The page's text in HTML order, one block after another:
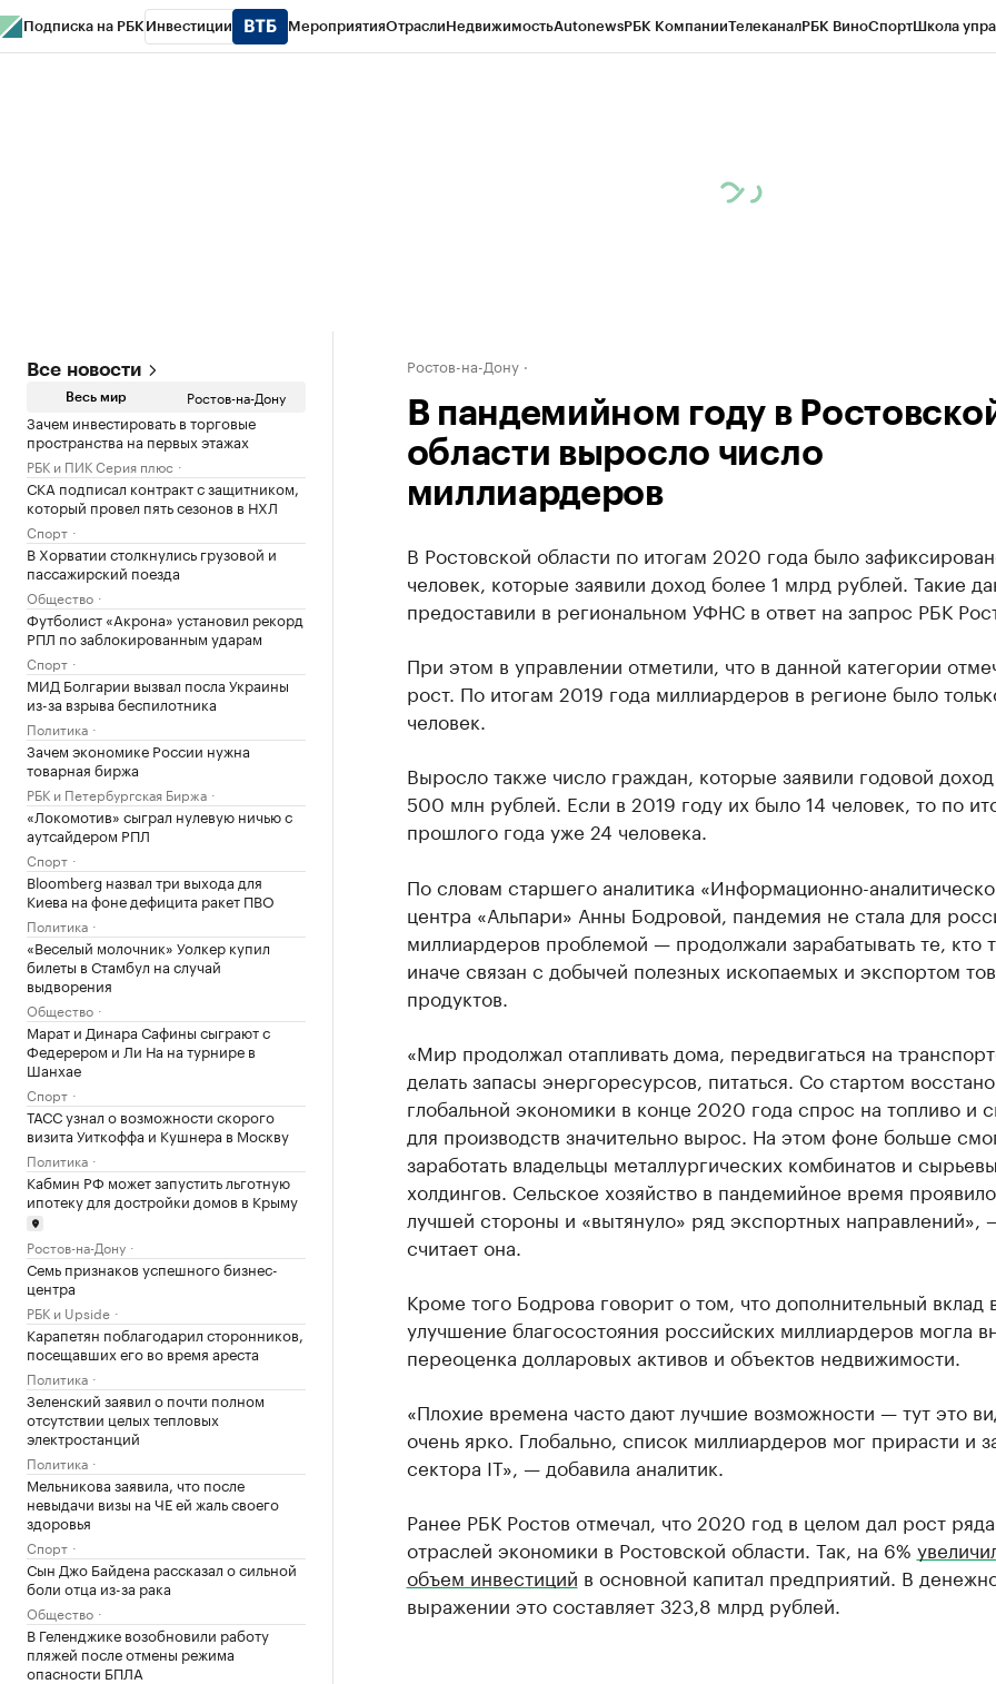
Подписка на РБК Инвестиции МероприятияОтраслиНедвижимостьAutonewsРБК КомпанииТелеканалРБК ВиноСпортШкола
Все новости
Весь мир Ростов-на-Дону
Зачем инвестировать в торговые
пространства на первых этажах
РБК и ПИК Серия плюс
СКА подписал контракт с защитником,
который провел пять сезонов в НХЛ
Спорт
В Хорватии столкнулись грузовой и
пассажирский поезда
Общество
Футболист «Акрона» установил рекорд
РПЛ по заблокированным ударам
Спорт
МИД Болгарии вызвал посла Украины
из-за взрыва беспилотника
Политика
Зачем экономике России нужна
товарная биржа
РБК и Петербургская Биржа
«Локомотив» сыграл нулевую ничью с
аутсайдером РПЛ
Спорт
Bloomberg назвал три выхода для
Киева на фоне дефицита ракет ПВО
Политика
«Веселый молочник» Уолкер купил
билеты в Стамбул на случай
выдворения
Общество
Марат и Динара Сафины сыграют с
Федерером и Ли На на турнире в
Шанхае
Спорт
ТАСС узнал о возможности скорого
визита Уиткоффа и Кушнера в Москву
Политика
Кабмин РФ может запустить льготную
ипотеку для достройки домов в Крыму
Ростов-на-Дону
Семь признаков успешного бизнес-
центра
РБК и Upside
Карапетян поблагодарил сторонников,
посещавших его во время ареста
Политика
Зеленский заявил о почти полном
отсутствии целых тепловых
электростанций
Политика
Мельникова заявила, что после
невыдачи визы на ЧЕ ей жаль своего
здоровья
Спорт
Сын Джо Байдена рассказал о сильной
боли отца из-за рака
Общество
В Геленджике возобновили работу
пляжей после отмены режима
опасности БПЛА
Ростов-на-Дону
В пандемийном году в
области выросло число
миллиардеров
В Ростовской области по итогам 2020 года было
человек, которые заявили доход более 1 млрд рублей. Такие
предоставили в региональном УФНС в ответ на запрос РБК
При этом в управлении отметили, что в данной категории
рост. По итогам 2019 года миллиардеров в регионе было
человек.
Выросло также число граждан, которые заявили годовой
500 млн рублей. Если в 2019 году их было 14 человек, то по
прошлого года уже 24 человека.
По словам старшего аналитика «Информационно-
центра «Альпари» Анны Бодровой, пандемия не стала для
миллиардеров проблемой — продолжали зарабатывать те, кто
иначе связан с добычей полезных ископаемых и экспортом
продуктов.
«Мир продолжал отапливать дома, передвигаться на
делать запасы энергоресурсов, питаться. Со стартом
глобальной экономики в конце 2020 года спрос на топливо и
для производств значительно вырос. На этом фоне больше
заработать владельцы металлургических комбинатов и
холдингов. Сельское хозяйство в пандемийное время
лучшей стороны и «вытянуло» ряд экспортных направлений»,
считает она.
Кроме того Бодрова говорит о том, что дополнительный вклад
улучшение благосостояния российских миллиардеров могла
переоценка долларовых активов и объектов недвижимости.
«Плохие времена часто дают лучшие возможности — тут это
очень ярко. Глобально, список миллиардеров мог прирасти и
сектора IT», — добавила аналитик.
Ранее РБК Ростов отмечал, что 2020 год в целом дал рост ряда
отраслей экономики в Ростовской области. Так, на 6%
объем инвестиций в основной капитал предприятий. В
выражении это составляет 323,8 млрд рублей.